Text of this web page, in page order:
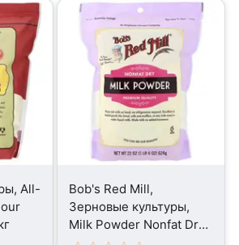
All-
Bob's Red Mill,
Зерновые культуры,
Milk Powder Nonfat Dry,
624 г